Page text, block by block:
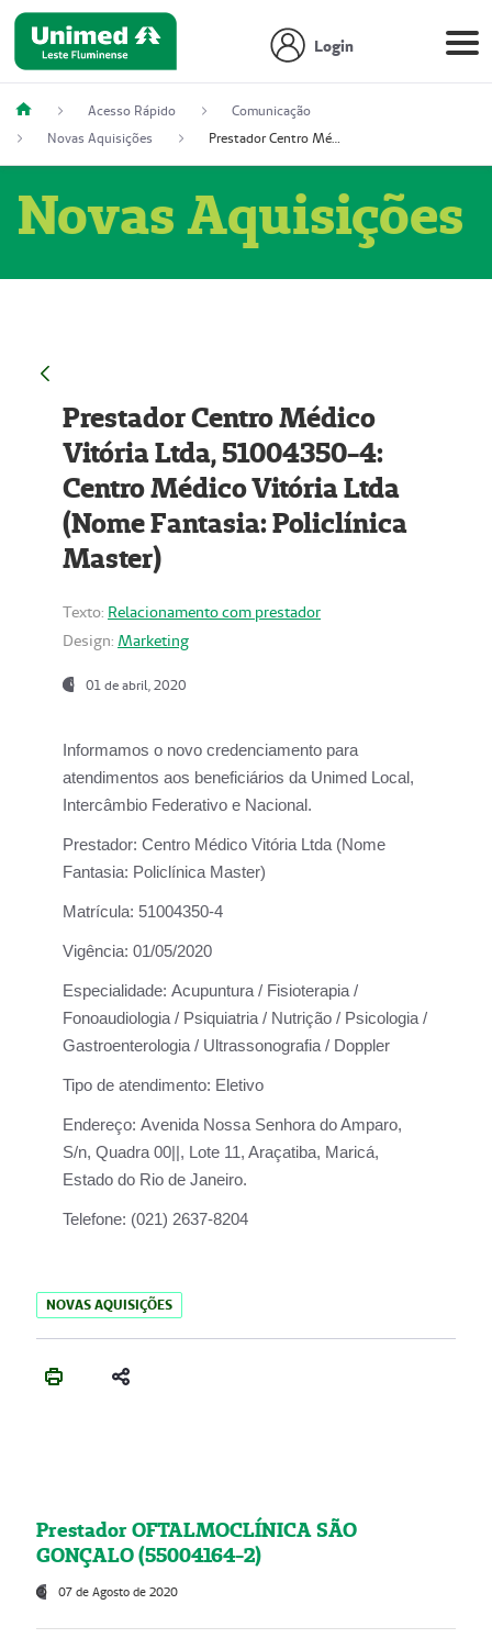
Login
Acesso Rápido
Comunicação
Novas Aquisições
Prestador Centro Médico Vitória Ltda, 51004350-4: Centro Médico Vitória Ltda (Nome Fantasia: Policlínica Master)
Novas Aquisições
Prestador Centro Médico
Vitória Ltda, 51004350-4:
Centro Médico Vitória Ltda
(Nome Fantasia: Policlínica
Master)
Texto: Relacionamento com prestador
Design: Marketing
01 de abril, 2020
Informamos o novo credenciamento para
atendimentos aos beneficiários da Unimed Local,
Intercâmbio Federativo e Nacional.
Prestador: Centro Médico Vitória Ltda (Nome
Fantasia: Policlínica Master)
Matrícula: 51004350-4
Vigência: 01/05/2020
Especialidade: Acupuntura / Fisioterapia /
Fonoaudiologia / Psiquiatria / Nutrição / Psicologia /
Gastroenterologia / Ultrassonografia / Doppler
Tipo de atendimento: Eletivo
Endereço: Avenida Nossa Senhora do Amparo,
S/n, Quadra 00||, Lote 11, Araçatiba, Maricá,
Estado do Rio de Janeiro.
Telefone: (021) 2637-8204
NOVAS AQUISIÇÕES
Prestador OFTALMOCLÍNICA SÃO
GONÇALO (55004164-2)
07 de Agosto de 2020